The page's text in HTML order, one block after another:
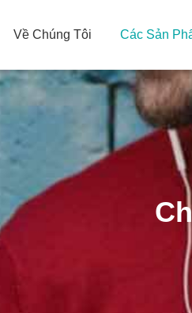
Về Chúng Tôi Các Sản